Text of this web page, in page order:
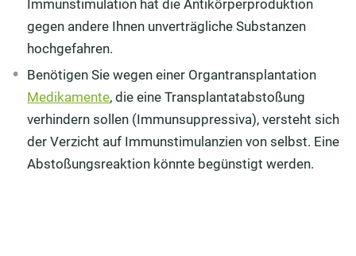
Immunstimulation hat die Antikörperproduktion
gegen andere Ihnen unverträgliche Substanzen
hochgefahren.
Benötigen Sie wegen einer Organtransplantation
Medikamente, die eine Transplantatabstoßung
verhindern sollen (Immunsuppressiva), versteht sich
der Verzicht auf Immunstimulanzien von selbst. Eine
Abstoßungsreaktion könnte begünstigt werden.